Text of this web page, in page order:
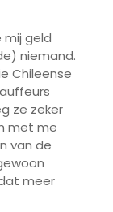
mij geld
niemand.
Chileense
ze zeker
met me
van de
meer